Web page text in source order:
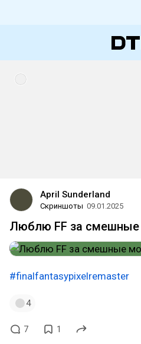
April Sunderland
Скриншоты 09.01.2025
Люблю FF за
#finalfantasypixelremaster
4
7 1